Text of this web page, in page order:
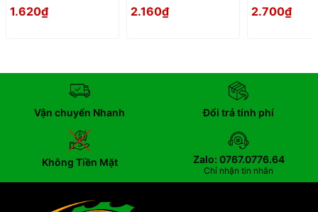
Giac
1.620₫
Giac
2.160₫
Giac
2.700₫
Vận chuyển Nhanh Đổi trả tính phí
Không Tiền Mặt Zalo: 0767.0776.64
Chỉ nhận tin nhắn